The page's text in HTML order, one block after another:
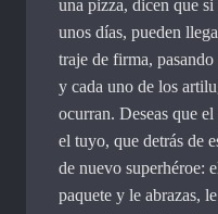
una pizza, dicen que si
unos días, pueden
traje de firma,
y cada uno de los
ocurran. Deseas que
el tuyo, que detrás de
de nuevo superhéroe:
paquete y le abrazas,